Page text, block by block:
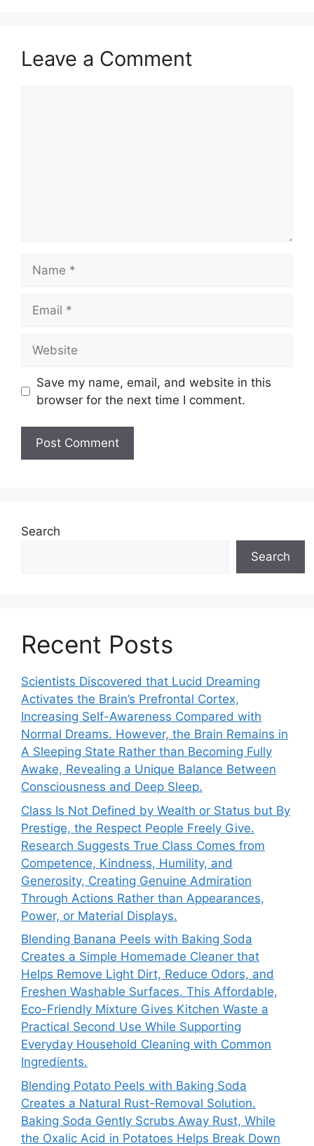
Leave a Comment
Save my name, email, and website in this
browser for the next time I comment.
Search
Search
Recent Posts
Scientists Discovered that Lucid Dreaming
Activates the Brain’s Prefrontal Cortex,
Increasing Self-Awareness Compared with
Normal Dreams. However, the Brain Remains in
A Sleeping State Rather than Becoming Fully
Awake, Revealing a Unique Balance Between
Consciousness and Deep Sleep.
Class Is Not Defined by Wealth or Status but By
Prestige, the Respect People Freely Give.
Research Suggests True Class Comes from
Competence, Kindness, Humility, and
Generosity, Creating Genuine Admiration
Through Actions Rather than Appearances,
Power, or Material Displays.
Blending Banana Peels with Baking Soda
Creates a Simple Homemade Cleaner that
Helps Remove Light Dirt, Reduce Odors, and
Freshen Washable Surfaces. This Affordable,
Eco-Friendly Mixture Gives Kitchen Waste a
Practical Second Use While Supporting
Everyday Household Cleaning with Common
Ingredients.
Blending Potato Peels with Baking Soda
Creates a Natural Rust-Removal Solution.
Baking Soda Gently Scrubs Away Rust, While
the Oxalic Acid in Potatoes Helps Break Down